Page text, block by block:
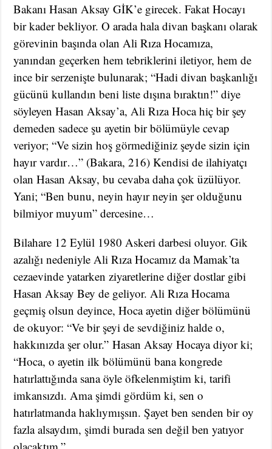
Bakanı Hasan Aksay GİK’e girecek. Fakat Hocayı
bir kader bekliyor. O arada hala divan başkanı olarak
görevinin başında olan Ali Rıza Hocamıza,
yanından geçerken hem tebriklerini iletiyor, hem de
ince bir serzenişte bulunarak; “Hadi divan başkanlığı
gücünü kullandın beni liste dışına bıraktın!” diye
söyleyen Hasan Aksay’a, Ali Rıza Hoca hiç bir şey
demeden sadece şu ayetin bir bölümüyle cevap
veriyor; “Ve sizin hoş görmediğiniz şeyde sizin için
hayır vardır…” (Bakara, 216) Kendisi de ilahiyatçı
olan Hasan Aksay, bu cevaba daha çok üzülüyor.
Yani; “Ben bunu, neyin hayır neyin şer olduğunu
bilmiyor muyum” dercesine…
Bilahare 12 Eylül 1980 Askeri darbesi oluyor. Gik
azalığı nedeniyle Ali Rıza Hocamız da Mamak’ta
cezaevinde yatarken ziyaretlerine diğer dostlar gibi
Hasan Aksay Bey de geliyor. Ali Rıza Hocama
geçmiş olsun deyince, Hoca ayetin diğer bölümünü
de okuyor: “Ve bir şeyi de sevdiğiniz halde o,
hakkınızda şer olur.” Hasan Aksay Hocaya diyor ki;
“Hoca, o ayetin ilk bölümünü bana kongrede
hatırlattığında sana öyle öfkelenmiştim ki, tarifi
imkansızdı. Ama şimdi gördüm ki, sen o
hatırlatmanda haklıymışsın. Şayet ben senden bir oy
fazla alsaydım, şimdi burada sen değil ben yatıyor